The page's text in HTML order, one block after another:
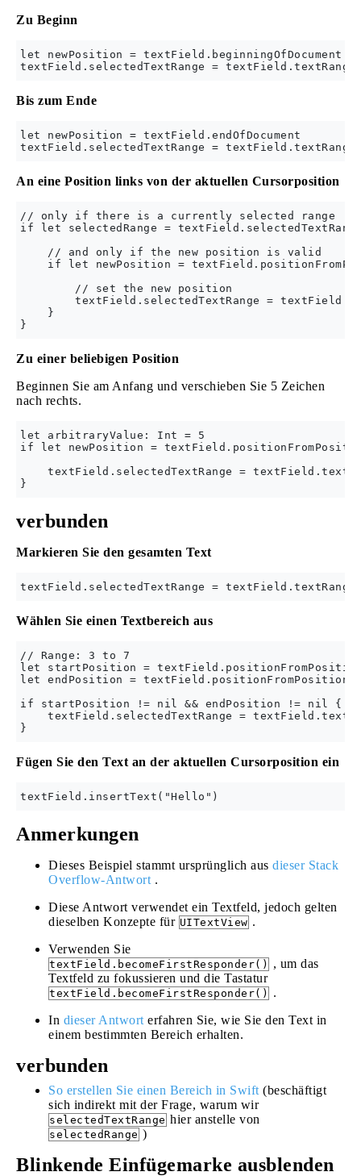
Zu Beginn
let newPosition = textField.beginningOfDocument
Bis zum Ende
let newPosition = textField.endOfDocument
An eine Position links von der aktuellen Cursorposition
// only if there is a currently selected range
if let selectedRange =
    // and only if the new position is valid
if let newPosition =
        // set the new position
textField.selectedTextRange =
    }
Zu einer beliebigen Position
Beginnen Sie am Anfang und verschieben Sie 5 Zeichen
nach rechts.
let arbitraryValue: Int = 5
if let newPosition =
textField.selectedTextRange =
verbunden
Markieren Sie den gesamten Text
Wählen Sie einen Textbereich aus
// Range: 3 to 7
let startPosition =
let endPosition =
if startPosition != nil && endPosition != nil {
textField.selectedTextRange =
Fügen Sie den Text an der aktuellen Cursorposition ein
Anmerkungen
Dieses Beispiel stammt ursprünglich aus dieser Stack
Overflow-Antwort .
Diese Antwort verwendet ein Textfeld, jedoch gelten
dieselben Konzepte für UITextView .
Verwenden Sie
textField.becomeFirstResponder()
, um das
Textfeld zu fokussieren und die Tastatur
textField.becomeFirstResponder()
.
In dieser Antwort erfahren Sie, wie Sie den Text in
einem bestimmten Bereich erhalten.
verbunden
So erstellen Sie einen Bereich in Swift (beschäftigt
sich indirekt mit der Frage, warum wir
selectedTextRange hier anstelle von
selectedRange )
Blinkende Einfügemarke ausblenden